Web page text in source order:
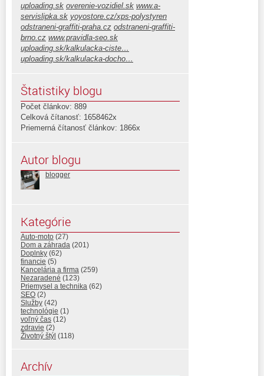
uploading.sk overenie-vozidiel.sk www.a-
servislipka.sk yoyostore.cz/xps-polystyren
odstraneni-graffiti-praha.cz odstraneni-graffiti-
brno.cz www.pravidla-seo.sk
uploading.sk/kalkulacka-ciste…
uploading.sk/kalkulacka-docho…
Štatistiky blogu
Počet článkov: 889
Celková čítanosť: 1658462x
Priemerná čítanosť článkov: 1866x
Autor blogu
blogger
Kategórie
Auto-moto (27)
Dom a záhrada (201)
Doplnky (62)
financie (5)
Kancelária a firma (259)
Nezaradené (123)
Priemysel a technika (62)
SEO (2)
Služby (42)
technológie (1)
voľný čas (12)
zdravie (2)
Životný štýl (118)
Archív